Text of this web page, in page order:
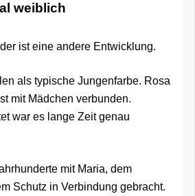
weiblich
ist eine andere Entwicklung.
als typische Jungenfarbe. Rosa
mit Mädchen verbunden.
war es lange Zeit genau
mit Maria, dem
Schutz in Verbindung gebracht.